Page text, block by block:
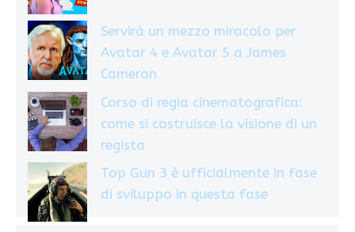
Servirà un mezzo miracolo per
Avatar 4 e Avatar 5 a James
Cameron
Corso di regia cinematografica:
come si costruisce la visione di un
regista
Top Gun 3 è ufficialmente in fase
di sviluppo in questa fase